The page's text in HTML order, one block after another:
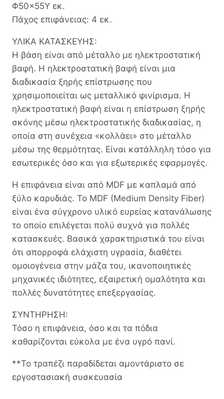
Φ50×55Υ εκ.
Πάχος επιφάνειας: 4 εκ.
ΥΛΙΚΑ ΚΑΤΑΣΚΕΥΗΣ:
Η βάση είναι από μέταλλο με ηλεκτροστατική
βαφή. Η ηλεκτροστατική βαφή είναι μια
διαδικασία ξηρής επίστρωσης που
χρησιμοποιείται ως μεταλλικό φινίρισμα. Η
ηλεκτροστατική βαφή είναι η επίστρωση ξηρής
σκόνης μέσω ηλεκτροστατικής διαδικασίας, η
οποία στη συνέχεια «κολλάει» στο μέταλλο
μέσω της θερμότητας. Είναι κατάλληλη τόσο για
εσωτερικές όσο και για εξωτερικές εφαρμογές.
Η επιφάνεια είναι από MDF με καπλαμά από
ξύλο καρυδιάς. Το MDF (Medium Density Fiber)
είναι ένα σύγχρονο υλικό ευρείας κατανάλωσης
το οποίο επιλέγεται πολύ συχνά για πολλές
κατασκευές. Βασικά χαρακτηριστικά του είναι
ότι απορροφά ελάχιστη υγρασία, διαθέτει
ομοιογένεια στην μάζα του, ικανοποιητικές
μηχανικές ιδιότητες, εξαιρετική ομαλότητα και
πολλές δυνατότητες επεξεργασίας.
ΣΥΝΤΗΡΗΣΗ:
Τόσο η επιφάνεια, όσο και τα πόδια
καθαρίζονται εύκολα με ένα υγρό πανί.
**Το τραπέζι παραδίδεται αμοντάριστο σε
εργοστασιακή συσκευασία